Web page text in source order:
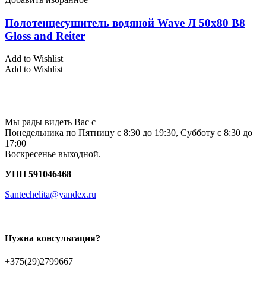
Полотенцесушитель водяной Wave Л 50х80 В8
Gloss and Reiter
Add to Wishlist
Add to Wishlist
Мы рады видеть Вас с
Понедельника по Пятницу с 8:30 до 19:30, Субботу с 8:30 до
17:00
Воскресенье выходной.
УНП 591046468
Santechelita@yandex.ru
Нужна консультация?
+375(29)2799667